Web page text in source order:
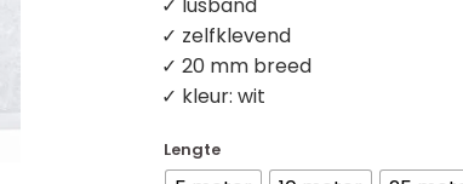
✓ lusband
✓ zelfklevend
✓ 20 mm breed
✓ kleur: wit
Lengte